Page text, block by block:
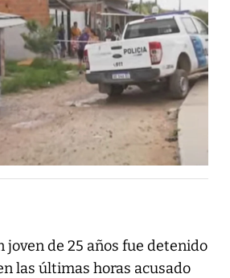
joven de 25 años fue detenido
las últimas horas acusado